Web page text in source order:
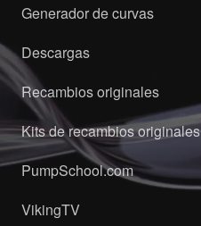
Generador de curvas
Descargas
Recambios originales
Kits de recambios originales
PumpSchool.com
VikingTV